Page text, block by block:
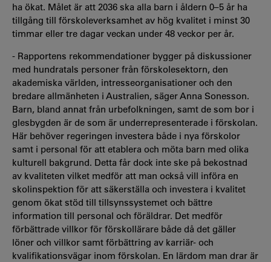
ha ökat. Målet är att 2036 ska alla barn i åldern 0–5 år ha
tillgång till förskoleverksamhet av hög kvalitet i minst 30
timmar eller tre dagar veckan under 48 veckor per år.
- Rapportens rekommendationer bygger på diskussioner
med hundratals personer från förskolesektorn, den
akademiska världen, intresseorganisationer och den
bredare allmänheten i Australien, säger Anna Sonesson.
Barn, bland annat från urbefolkningen, samt de som bor i
glesbygden är de som är underrepresenterade i förskolan.
Här behöver regeringen investera både i nya förskolor
samt i personal för att etablera och möta barn med olika
kulturell bakgrund. Detta får dock inte ske på bekostnad
av kvaliteten vilket medför att man också vill införa en
skolinspektion för att säkerställa och investera i kvalitet
genom ökat stöd till tillsynssystemet och bättre
information till personal och föräldrar. Det medför
förbättrade villkor för förskollärare både då det gäller
löner och villkor samt förbättring av karriär- och
kvalifikationsvägar inom förskolan. En lärdom man drar är